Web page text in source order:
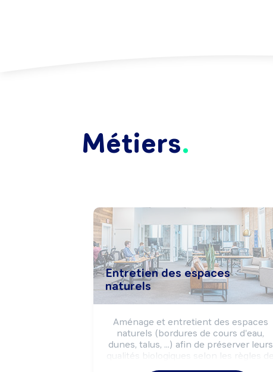
Métiers
Entretien des espaces
naturels
Aménage et entretient des espaces
naturels (bordures de cours d'eau,
dunes, talus, ...) afin de préserver leurs
qualités biologiques selon les règles de